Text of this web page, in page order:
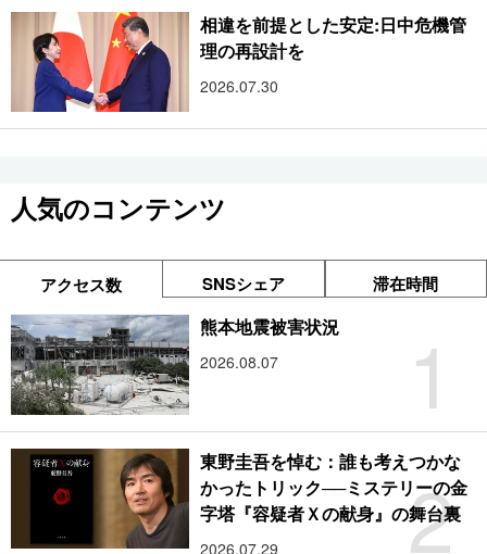
相違を前提とした安定:日中危機管
理の再設計を
2026.07.30
人気のコンテンツ
アクセス数 SNSシェア 滞在時間
1
熊本地震被害状況
2026.08.07
2
東野圭吾を悼む：誰も考えつかな
かったトリック──ミステリーの金
字塔『容疑者Ｘの献身』の舞台裏
2026.07.29